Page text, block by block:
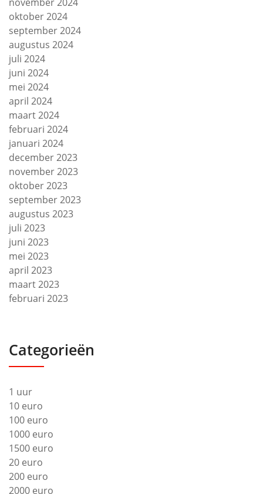
oktober 2024
september 2024
augustus 2024
juli 2024
juni 2024
mei 2024
april 2024
maart 2024
februari 2024
januari 2024
december 2023
november 2023
oktober 2023
september 2023
augustus 2023
juli 2023
juni 2023
mei 2023
april 2023
maart 2023
februari 2023
Categorieën
1 uur
10 euro
100 euro
1000 euro
1500 euro
20 euro
200 euro
2000 euro